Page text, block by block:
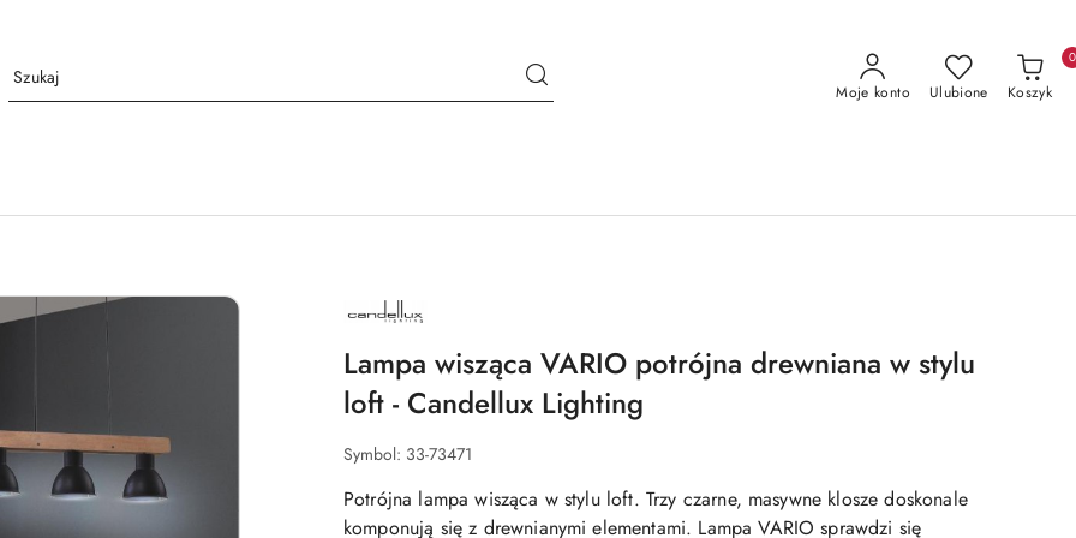
Moje konto Ulubione Koszyk
0
NAZWA
PRODUCENTA:
LIGHTING
Lampa wisząca VARIO potrójna drewniana w stylu
loft - Candellux Lighting
Symbol: 33-73471
Potrójna lampa wisząca w stylu loft. Trzy czarne, masywne klosze doskonale
komponują się z drewnianymi elementami. Lampa VARIO sprawdzi się